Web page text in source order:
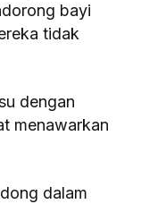
bayi
tidak
dengan
menawarkan
dalam